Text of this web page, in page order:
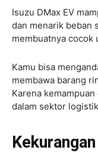
Isuzu DMax EV
dan menarik beban
membuatnya cocok
Kamu bisa
membawa barang
Karena
dalam sektor